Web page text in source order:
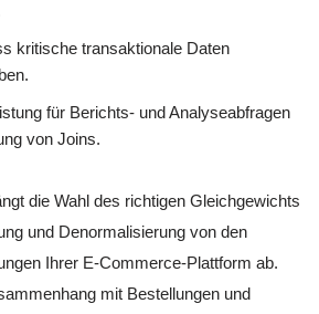
kritische transaktionale Daten
für Berichts- und Analyseabfragen
von Joins.
die Wahl des richtigen Gleichgewichts
und Denormalisierung von den
Ihrer E-Commerce-Plattform ab.
mit Bestellungen und